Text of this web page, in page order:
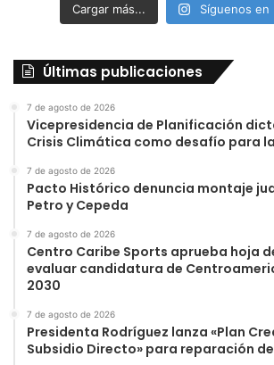
Cargar más... Síguenos en
Últimas publicaciones
7 de agosto de 2026
Vicepresidencia de Planificación
Crisis Climática como desafío para
7 de agosto de 2026
Pacto Histórico denuncia montaje
Petro y Cepeda
7 de agosto de 2026
Centro Caribe Sports aprueba hoja
evaluar candidatura de
2030
7 de agosto de 2026
Presidenta Rodríguez lanza «Plan
Subsidio Directo» para reparación